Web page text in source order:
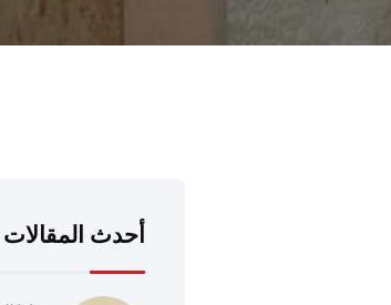
أحدث المقالات